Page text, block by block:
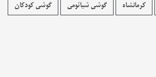
کرمانشاه گوشی شیائومی گوشی کودکان